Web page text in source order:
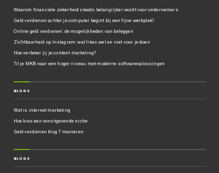
Waarom financiële zekerheid steeds belangrijker wordt voor ondernemers
Geld verdienen achter je computer begint bij een fijne werkplek!
Online geld verdienen: de mogelijkheden van beleggen
Zichtbaarheid op Instagram: wat likes wel en niet voor je doen
Hoe verbeter jij je content marketing?
Til je MKB naar een hoger niveau met moderne softwareoplossingen
BLOGS
Wat is internet marketing
Hoe kies een winstgevende niche
Geld verdienen blog 7 manieren
BLOGS